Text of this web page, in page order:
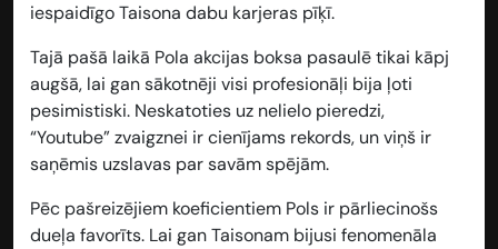
iespaidīgo Taisona dabu karjeras pīķī.
Tajā pašā laikā Pola akcijas boksa pasaulē tikai kāpj
augšā, lai gan sākotnēji visi profesionāļi bija ļoti
pesimistiski. Neskatoties uz nelielo pieredzi,
“Youtube” zvaigznei ir cienījams rekords, un viņš ir
saņēmis uzslavas par savām spējām.
Pēc pašreizējiem koeficientiem Pols ir pārliecinošs
dueļa favorīts. Lai gan Taisonam bijusi fenomenāla